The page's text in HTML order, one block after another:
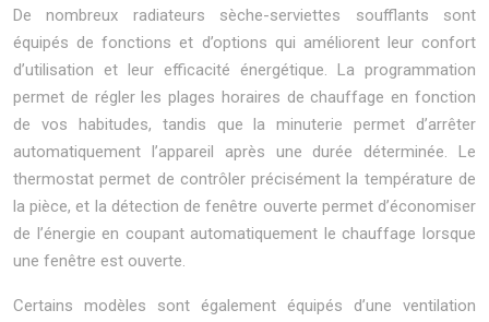
De nombreux radiateurs sèche-serviettes soufflants sont
équipés de fonctions et d’options qui améliorent leur confort
d’utilisation et leur efficacité énergétique. La programmation
permet de régler les plages horaires de chauffage en fonction
de vos habitudes, tandis que la minuterie permet d’arrêter
automatiquement l’appareil après une durée déterminée. Le
thermostat permet de contrôler précisément la température de
la pièce, et la détection de fenêtre ouverte permet d’économiser
de l’énergie en coupant automatiquement le chauffage lorsque
une fenêtre est ouverte.
Certains modèles sont également équipés d’une ventilation